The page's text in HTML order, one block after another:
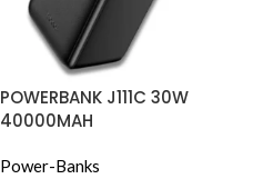
POWERBANK J111C 30W
40000MAH
Power-Banks